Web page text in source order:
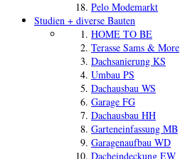
Pelo Modemarkt
Studien + diverse Bauten
HOME TO BE
Terasse Sams & More
Dachsanierung KS
Umbau PS
Dachausbau WS
Garage FG
Dachausbau HH
Garteneinfassung MB
Garagenaufbau WD
Dacheindeckung EW